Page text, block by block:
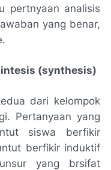
pertnyaan analisis
yang benar,
(synthesis)
dari kelompok
Pertanyaan yang
siswa berfikir
berfikir induktif
yang brsifat